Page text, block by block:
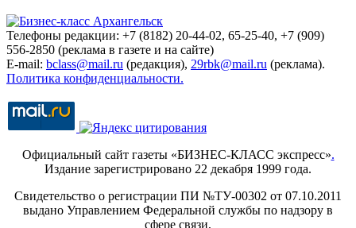
Телефоны редакции: +7 (8182) 20-44-02, 65-25-40, +7 (909)
556-2850 (реклама в газете и на сайте)
E-mail: bclass@mail.ru (редакция), 29rbk@mail.ru (реклама).
Политика конфиденциальности.
Официальный сайт газеты «БИЗНЕС-КЛАСС экспресс».
Издание зарегистрировано 22 декабря 1999 года.
Свидетельство о регистрации ПИ №ТУ-00302 от 07.10.2011
выдано Управлением Федеральной службы по надзору в
сфере связи,